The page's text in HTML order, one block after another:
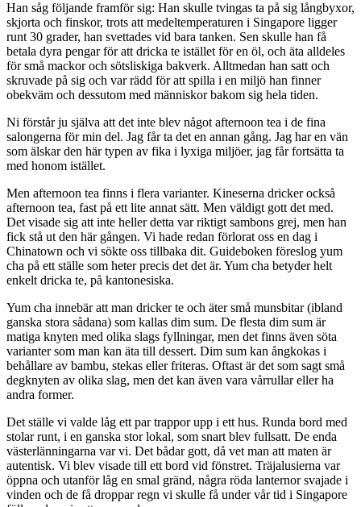
Han såg följande framför sig: Han skulle tvingas ta på sig långbyxor,
skjorta och finskor, trots att medeltemperaturen i Singapore ligger
runt 30 grader, han svettades vid bara tanken. Sen skulle han få
betala dyra pengar för att dricka te istället för en öl, och äta alldeles
för små mackor och sötsliskiga bakverk. Alltmedan han satt och
skruvade på sig och var rädd för att spilla i en miljö han finner
obekväm och dessutom med människor bakom sig hela tiden.
Ni förstår ju själva att det inte blev något afternoon tea i de fina
salongerna för min del. Jag får ta det en annan gång. Jag har en vän
som älskar den här typen av fika i lyxiga miljöer, jag får fortsätta ta
med honom istället.
Men afternoon tea finns i flera varianter. Kineserna dricker också
afternoon tea, fast på ett lite annat sätt. Men väldigt gott det med.
Det visade sig att inte heller detta var riktigt sambons grej, men han
fick stå ut den här gången. Vi hade redan förlorat oss en dag i
Chinatown och vi sökte oss tillbaka dit. Guideboken föreslog yum
cha på ett ställe som heter precis det det är. Yum cha betyder helt
enkelt dricka te, på kantonesiska.
Yum cha innebär att man dricker te och äter små munsbitar (ibland
ganska stora sådana) som kallas dim sum. De flesta dim sum är
matiga knyten med olika slags fyllningar, men det finns även söta
varianter som man kan äta till dessert. Dim sum kan ångkokas i
behållare av bambu, stekas eller friteras. Oftast är det som sagt små
degknyten av olika slag, men det kan även vara vårrullar eller ha
andra former.
Det ställe vi valde låg ett par trappor upp i ett hus. Runda bord med
stolar runt, i en ganska stor lokal, som snart blev fullsatt. De enda
västerlänningarna var vi. Det bådar gott, då vet man att maten är
autentisk. Vi blev visade till ett bord vid fönstret. Träjalusierna var
öppna och utanför låg en smal gränd, några röda lanternor svajade i
vinden och de få droppar regn vi skulle få under vår tid i Singapore